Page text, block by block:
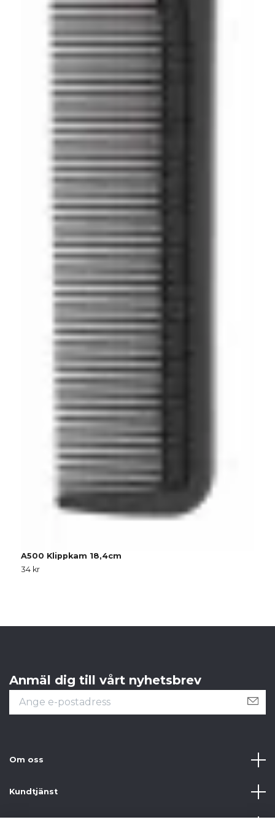
A500 Klippkam 18,4cm
34 kr
Anmäl dig till vårt nyhetsbrev
Om oss
Kundtjänst